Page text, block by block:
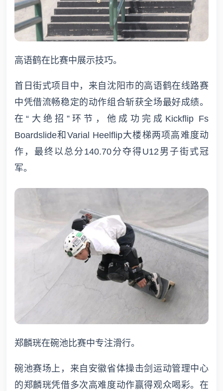
高语鹤在比赛中展示技巧。
首日街式项目中，来自沈阳市的高语鹤在线路赛
中凭借流畅稳定的动作组合斩获全场最好成绩。
在“大绝招”环节，他成功完成Kickflip Fs
Boardslide和Varial Heelflip大楼梯两项高难度动
作，最终以总分140.70分夺得U12男子街式冠
军。
郑麟珖在碗池比赛中专注滑行。
碗池赛场上，来自安徽省体操击剑运动管理中心
的郑麟珖凭借多次高难度动作赢得观众喝彩。在